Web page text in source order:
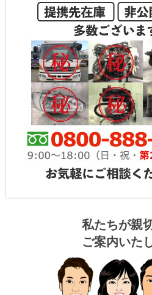
私たちが親
ご案内いた